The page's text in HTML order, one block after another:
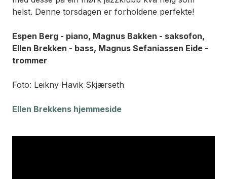
helst. Denne torsdagen er forholdene perfekte!
Espen Berg - piano, Magnus Bakken - saksofon,
Ellen Brekken - bass, Magnus Sefaniassen Eide -
trommer
Foto: Leikny Havik Skjærseth
Ellen Brekkens hjemmeside